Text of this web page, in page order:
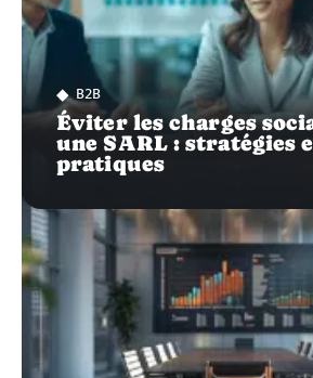
B2B
Éviter les charges
une SARL : stratégies
pratiques